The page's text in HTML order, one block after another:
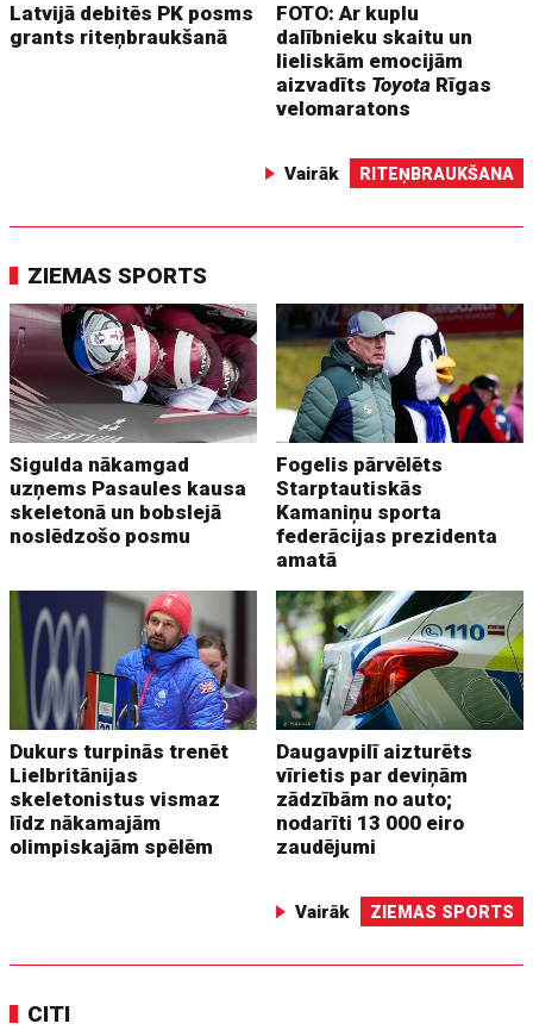
Latvijā debitēs PK posms
grants riteņbraukšanā
FOTO: Ar kuplu
dalībnieku skaitu un
lieliskām emocijām
aizvadīts Toyota Rīgas
velomaratons
Vairāk RITEŅBRAUKŠANA
ZIEMAS SPORTS
Sigulda nākamgad
uzņems Pasaules kausa
skeletonā un bobslejā
noslēdzošo posmu
Fogelis pārvēlēts
Starptautiskās
Kamaniņu sporta
federācijas prezidenta
amatā
Dukurs turpinās trenēt
Lielbritānijas
skeletonistus vismaz
līdz nākamajām
olimpiskajām spēlēm
Daugavpilī aizturēts
vīrietis par deviņām
zādzībām no auto;
nodarīti 13 000 eiro
zaudējumi
Vairāk ZIEMAS SPORTS
CITI